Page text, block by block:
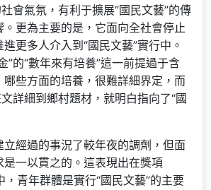
會氣氛，有利于擴展“國民文藝”的傳
更為主要的是，它面向全社會停止
更多人介入到“國民文藝”實行中。
”的“數年來有培養”這一前提過于含
些方面的培養，很難詳細界定，而
詳細到鄉村題材，就明白指向了“國
立經過的事況了較年夜的調劑，但面
是一以貫之的。這表現出在獎項
青年群體是實行“國民文藝”的主要